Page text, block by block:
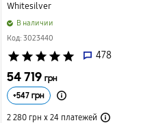
Whitesilver
B наличии
Код: 3023440
star star star star star 478
54 719 грн
+547 грн
2 280 грн х 24 платежей